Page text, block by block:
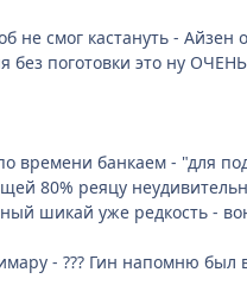
не смог кастануть -
без поготовки это ну
времени банкаем - "для
80% реяцу
шикай уже редкость -
- ??? Гин напомню